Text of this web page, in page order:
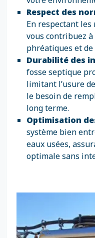
Respect des
En respectant
vous contribuez
phréatiques et de
Durabilité des
fosse septique
limitant l’usure
le besoin de
long terme.
Optimisation
système bien
eaux usées,
optimale sans